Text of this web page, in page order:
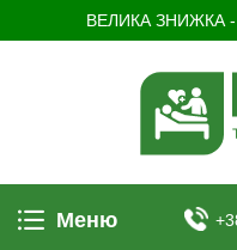
ВЕЛИКА ЗНИЖКА
Меню